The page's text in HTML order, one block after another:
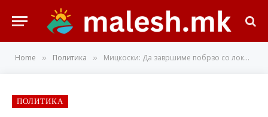
Home » Политика » Мицкоски: Да завршиме побрзо со локалните избори, па да ги решаваме работите во Град Скопје
ПОЛИТИКА